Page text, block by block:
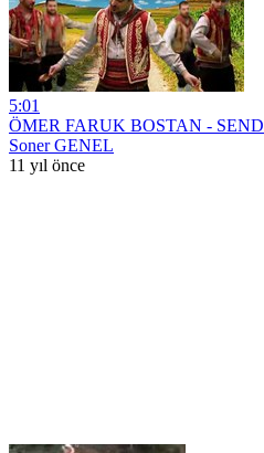
5:01
ÖMER FARUK BOSTAN -
Soner GENEL
11 yıl önce